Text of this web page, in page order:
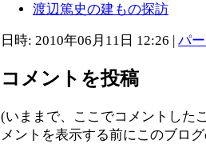
渡辺篤史の建もの探訪
日時: 2010年06月11日 12:26 パ
コメントを投稿
(いままで、ここでコメントした
メントを表示する前にこのブロ